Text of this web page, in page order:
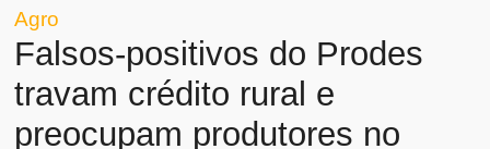
Agro
Falsos-positivos do Prodes
travam crédito rural e
preocupam produtores no